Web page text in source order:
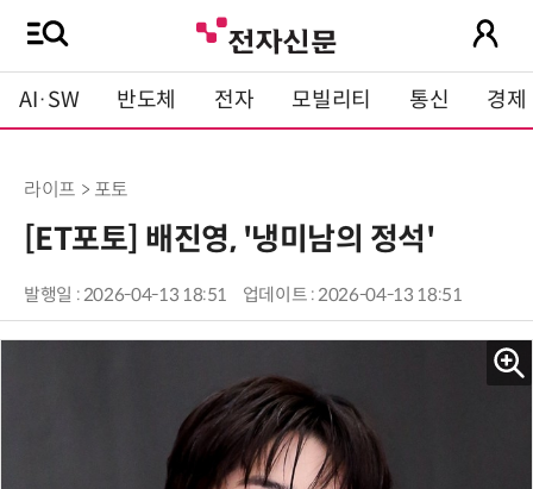
AI·SW 반도체 전자 모빌리티 통신 경제
라이프 > 포토
[ET포토] 배진영, '냉미남의 정석'
발행일 : 2026-04-13 18:51 업데이트 : 2026-04-13 18:51